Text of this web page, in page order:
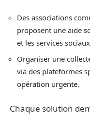
Des associations
proposent une aide
et les services
Organiser une
via des plateformes
opération urgente.
Chaque solution